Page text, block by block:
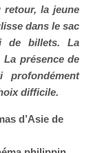
retour, la jeune
dans le sac
de billets. La
La présence de
difficile.
d’Asie de